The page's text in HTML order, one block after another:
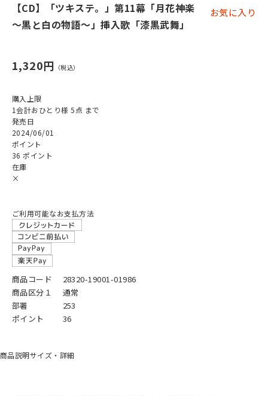
【CD】「ツキステ。」第11幕「月花神楽
～黒と白の物語～」挿入歌「漆黒武舞」
お気に入り
1,320円
購入上限
1会計おひとり様 5点 まで
発売日
2024/06/01
ポイント
36 ポイント
在庫
×
ご利用可能なお支払方法
商品コード
28320-19001-01986
商品区分１
通常
部署
253
ポイント
36
商品説明サイズ・詳細